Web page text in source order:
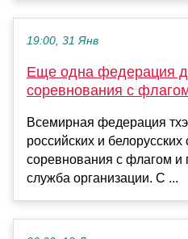
19:00, 31 Янв
Еще одна федерация
соревнования с
Всемирная федерация
российских и
соревнования с флагом и
служба организации. С ...